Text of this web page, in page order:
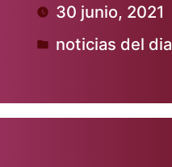
por 30 junio, 2021
Publicado
noticias del dia